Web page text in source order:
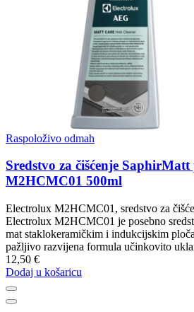
Raspoloživo odmah
Sredstvo za čišćenje
M2HCMC01 500ml
Electrolux M2HCMC01, sredstvo za
Electrolux M2HCMC01 je posebno
mat staklokeramičkim i indukcijskim
pažljivo razvijena formula učinkovito
12,50 €
Dodaj u košaricu